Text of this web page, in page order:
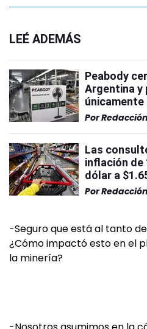
LEÉ ADEMÁS
Peabody
Argentina y
Por
Las
inflación de
dólar a
Por
-Seguro que está al tanto
¿Cómo impactó esto en el
la minería?